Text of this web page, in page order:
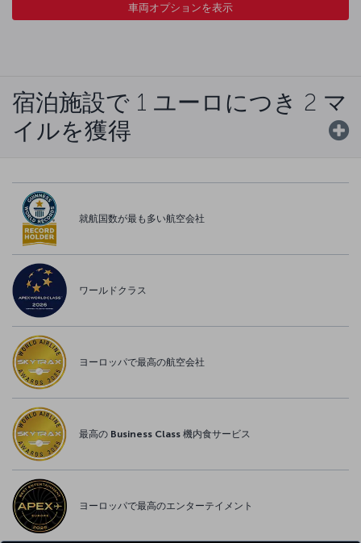
車両オプションを表示
宿泊施設で 1 ユーロにつき 2 マ
イルを獲得
就航国数が最も多い航空会社
ワールドクラス
ヨーロッパで最高の航空会社
最高の Business Class 機内食サービス
ヨーロッパで最高のエンターテイメント